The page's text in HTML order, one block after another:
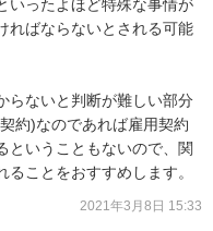
いったよほど特殊な事情が
ればならないとされる可能
らないと判断が難しい部分
約)なのであれば雇用契約
ということもないので、関
ことをおすすめします。
2021年3月8日 15:33